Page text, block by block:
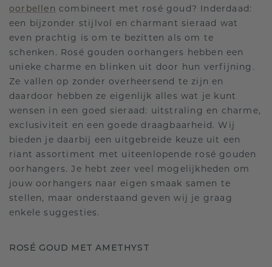
oorbellen combineert met rosé goud? Inderdaad:
een bijzonder stijlvol en charmant sieraad wat
even prachtig is om te bezitten als om te
schenken. Rosé gouden oorhangers hebben een
unieke charme en blinken uit door hun verfijning.
Ze vallen op zonder overheersend te zijn en
daardoor hebben ze eigenlijk alles wat je kunt
wensen in een goed sieraad: uitstraling en charme,
exclusiviteit en een goede draagbaarheid. Wij
bieden je daarbij een uitgebreide keuze uit een
riant assortiment met uiteenlopende rosé gouden
oorhangers. Je hebt zeer veel mogelijkheden om
jouw oorhangers naar eigen smaak samen te
stellen, maar onderstaand geven wij je graag
enkele suggesties.
ROSÉ GOUD MET AMETHYST